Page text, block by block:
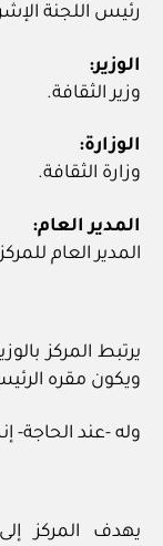
رئيس اللجنة
الوزير:
وزير الثقافة.
الوزارة:
وزارة الثقافة.
المدير العام:
المدير العام
يرتبط المركز
ويكون مقره
وله -عند الحاجة-
يهدف المركز